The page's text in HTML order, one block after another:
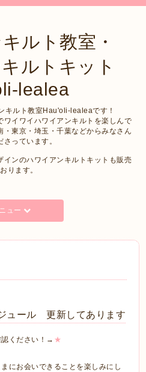
ルト教室・
ルトキット
lealea
キルト教室Hau'oli-lealeaです！
ワイワイハワイアンキルトを楽しんで
・東京・埼玉・千葉などからみなさん
さっています。
インのハワイアンキルトキットも販売
ります。
ュー
ュール 更新してあります
認ください！→ ★
にお会いできることを楽しみにし